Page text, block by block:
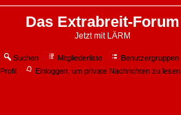
Das Extrabreit-Forum
Jetzt mit LÄRM
Suchen Mitgliederliste Benutzergruppen
Profil
Einloggen, um private Nachrichten zu lesen